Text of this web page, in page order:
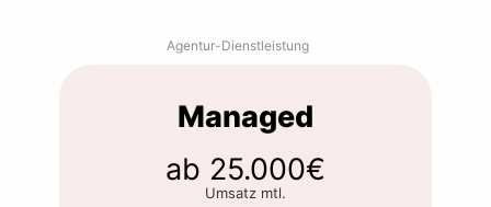
Agentur-Dienstleistung
Managed
ab 25.000€
Umsatz mtl.